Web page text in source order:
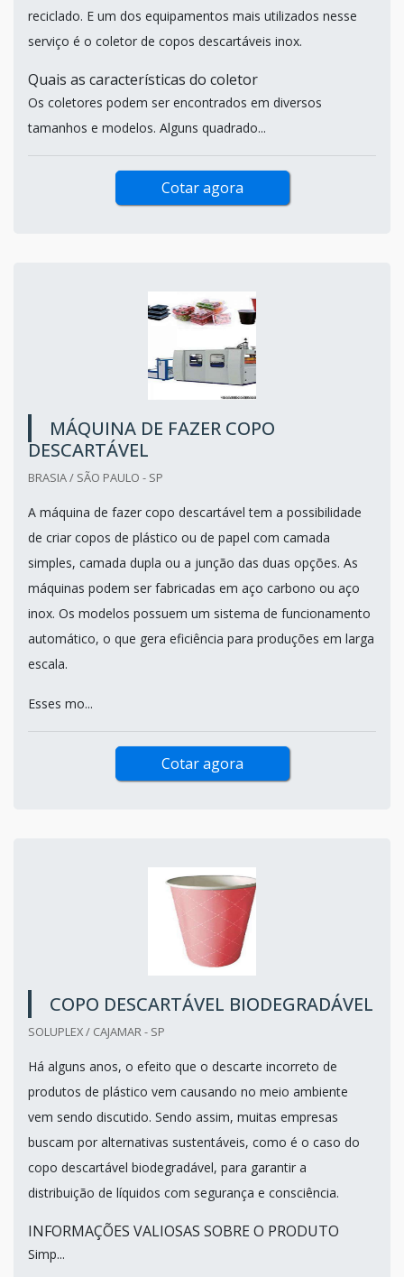
reciclado. E um dos equipamentos mais utilizados nesse
serviço é o coletor de copos descartáveis inox.
Quais as características do coletor
Os coletores podem ser encontrados em diversos
tamanhos e modelos. Alguns quadrado...
Cotar agora
MÁQUINA DE FAZER COPO
DESCARTÁVEL
BRASIA / SÃO PAULO - SP
A máquina de fazer copo descartável tem a possibilidade
de criar copos de plástico ou de papel com camada
simples, camada dupla ou a junção das duas opções. As
máquinas podem ser fabricadas em aço carbono ou aço
inox. Os modelos possuem um sistema de funcionamento
automático, o que gera eficiência para produções em larga
escala.
Esses mo...
Cotar agora
COPO DESCARTÁVEL BIODEGRADÁVEL
SOLUPLEX / CAJAMAR - SP
Há alguns anos, o efeito que o descarte incorreto de
produtos de plástico vem causando no meio ambiente
vem sendo discutido. Sendo assim, muitas empresas
buscam por alternativas sustentáveis, como é o caso do
copo descartável biodegradável, para garantir a
distribuição de líquidos com segurança e consciência.
INFORMAÇÕES VALIOSAS SOBRE O PRODUTO
Simp...